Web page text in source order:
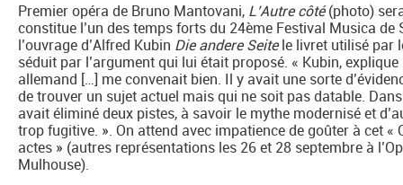
Premier opéra de Bruno Mantovani, L’Autre côté(photo)
constitue l’un des temps forts du 24ème Festival Musica
l’ouvrage d’Alfred Kubin Die andere Seitele livret utilisé par
séduit par l’argument qui lui était proposé. « Kubin,
allemand […] me convenait bien. Il y avait une sorte
de trouver un sujet actuel mais qui ne soit pas datable.
avait éliminé deux pistes, à savoir le mythe modernisé et
trop fugitive. ». On attend avec impatience de goûter à cet
actes » (autres représentations les 26 et 28 septembre à
Mulhouse).